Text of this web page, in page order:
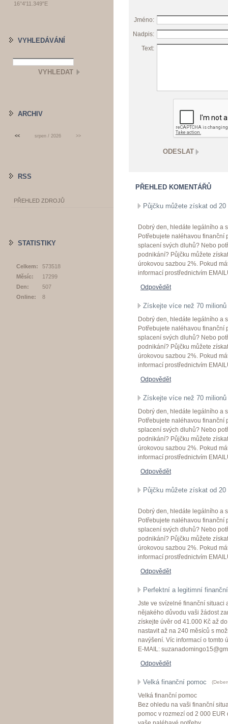
Jméno:
Nadpis:
Text:
PŘEHLED KOMENTÁŘŮ
Půjčku můžete získat od
Dobrý den, hledáte legálního a
Potřebujete naléhavou finanční
splacení svých dluhů? Nebo
podnikání? Půjčku můžete
úrokovou sazbou 2%. Pokud
informací prostřednictvím
Odpovědět
Získejte více než 70 milionů
Dobrý den, hledáte legálního a
Potřebujete naléhavou finanční
splacení svých dluhů? Nebo
podnikání? Půjčku můžete
úrokovou sazbou 2%. Pokud
informací prostřednictvím
Odpovědět
Získejte více než 70 milionů
Dobrý den, hledáte legálního a
Potřebujete naléhavou finanční
splacení svých dluhů? Nebo
podnikání? Půjčku můžete
úrokovou sazbou 2%. Pokud
informací prostřednictvím
Odpovědět
Půjčku můžete získat od
Dobrý den, hledáte legálního a
Potřebujete naléhavou finanční
splacení svých dluhů? Nebo
podnikání? Půjčku můžete
úrokovou sazbou 2%. Pokud
informací prostřednictvím
Odpovědět
Perfektní a legitimní
Jste ve svízelné finanční situaci
nějakého důvodu vaši žádost
získejte úvěr od 41.000 Kč až
nastavit až na 240 měsíců s
navýšení. Víc informací o tomto
E-MAIL:
Odpovědět
Velká finanční pomoc (
Velká finanční pomoc
Bez ohledu na vaši finanční
pomoc v rozmezí od 2 000
16°4'11.349"E
VYHLEDÁVÁNÍ
ARCHIV
<< srpen / 2026 >>
RSS
PŘEHLED ZDROJŮ
STATISTIKY
Online: 8
Celkem:
573518
Měsíc:
17299
Den:
507